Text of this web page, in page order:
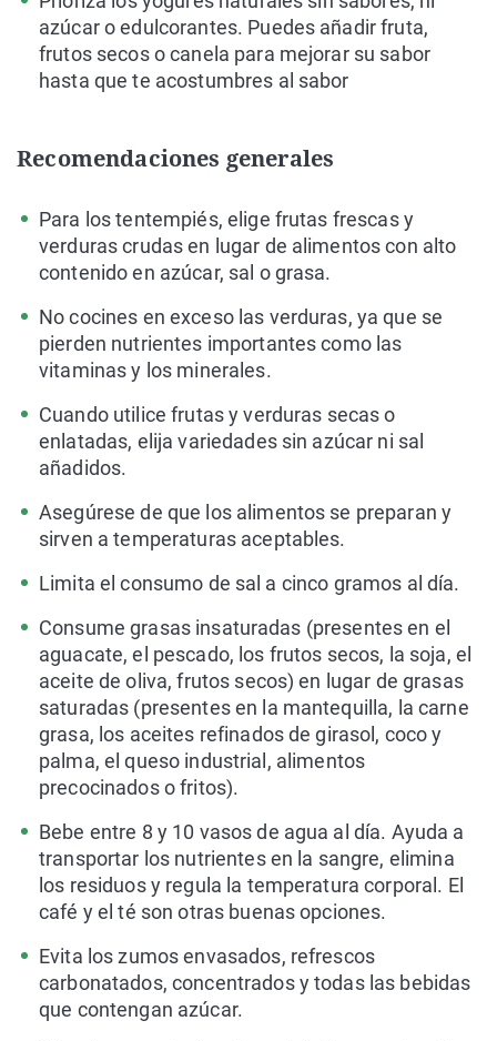
azúcar o edulcorantes. Puedes añadir fruta,
frutos secos o canela para mejorar su sabor
hasta que te acostumbres al sabor
Recomendaciones generales
Para los tentempiés, elige frutas frescas y
verduras crudas en lugar de alimentos con alto
contenido en azúcar, sal o grasa.
No cocines en exceso las verduras, ya que se
pierden nutrientes importantes como las
vitaminas y los minerales.
Cuando utilice frutas y verduras secas o
enlatadas, elija variedades sin azúcar ni sal
añadidos.
Asegúrese de que los alimentos se preparan y
sirven a temperaturas aceptables.
Limita el consumo de sal a cinco gramos al día.
Consume grasas insaturadas (presentes en el
aguacate, el pescado, los frutos secos, la soja, el
aceite de oliva, frutos secos) en lugar de grasas
saturadas (presentes en la mantequilla, la carne
grasa, los aceites refinados de girasol, coco y
palma, el queso industrial, alimentos
precocinados o fritos).
Bebe entre 8 y 10 vasos de agua al día. Ayuda a
transportar los nutrientes en la sangre, elimina
los residuos y regula la temperatura corporal. El
café y el té son otras buenas opciones.
Evita los zumos envasados, refrescos
carbonatados, concentrados y todas las bebidas
que contengan azúcar.